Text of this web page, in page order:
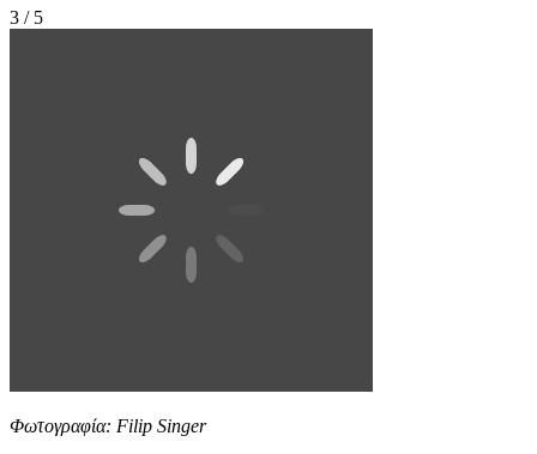
3 / 5
Φωτογραφία: Filip Singer